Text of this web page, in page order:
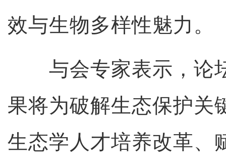
效与生物多样性魅力。
与会专家表示，论
果将为破解生态保护关
生态学人才培养改革、